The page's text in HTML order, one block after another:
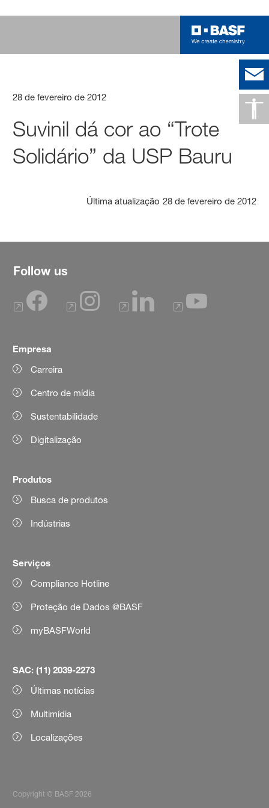
28 de fevereiro de 2012
Suvinil dá cor ao “Trote
Solidário” da USP Bauru
Última atualização 28 de fevereiro de 2012
Follow us
Empresa
Carreira
Centro de mídia
Sustentabilidade
Digitalização
Produtos
Busca de produtos
Indústrias
Serviços
Compliance Hotline
Proteção de Dados @BASF
myBASFWorld
SAC: (11) 2039-2273
Últimas notícias
Multimídia
Localizações
Copyright © BASF 2026